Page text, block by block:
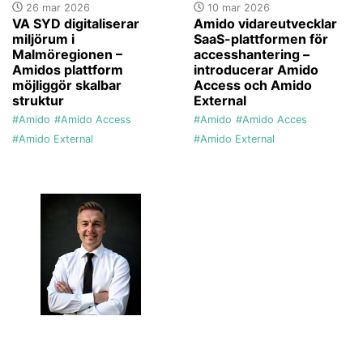
26 mar 2026
VA SYD digitaliserar
miljörum i
Malmöregionen –
Amidos plattform
möjliggör skalbar
struktur
#Amido #Amido Access
#Amido External
10 mar 2026
Amido vidareutvecklar
SaaS-plattformen för
accesshantering –
introducerar Amido
Access och Amido
External
#Amido #Amido Acces
#Amido External